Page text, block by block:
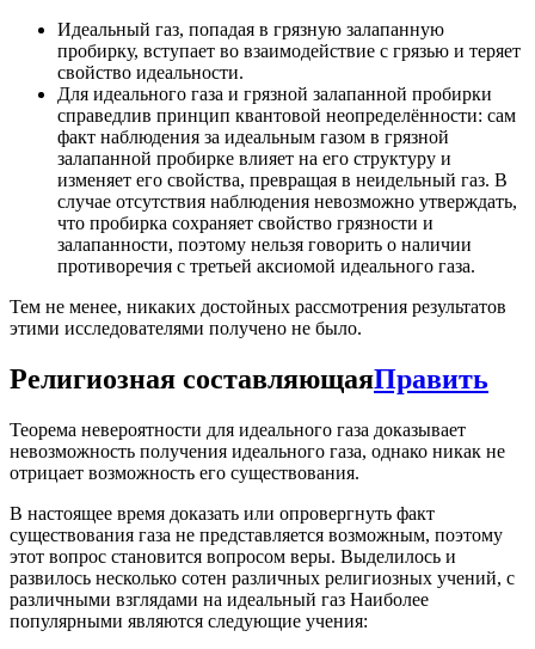
Идеальный газ, попадая в грязную залапанную
пробирку, вступает во взаимодействие с грязью и теряет
свойство идеальности.
Для идеального газа и грязной залапанной пробирки
справедлив принцип квантовой неопределённости: сам
факт наблюдения за идеальным газом в грязной
залапанной пробирке влияет на его структуру и
изменяет его свойства, превращая в неидельный газ. В
случае отсутствия наблюдения невозможно утверждать,
что пробирка сохраняет свойство грязности и
залапанности, поэтому нельзя говорить о наличии
противоречия с третьей аксиомой идеального газа.
Тем не менее, никаких достойных рассмотрения результатов
этими исследователями получено не было.
Религиозная составляющаяПравить
Теорема невероятности для идеального газа доказывает
невозможность получения идеального газа, однако никак не
отрицает возможность его существования.
В настоящее время доказать или опровергнуть факт
существования газа не представляется возможным, поэтому
этот вопрос становится вопросом веры. Выделилось и
развилось несколько сотен различных религиозных учений, с
различными взглядами на идеальный газ Наиболее
популярными являются следующие учения: